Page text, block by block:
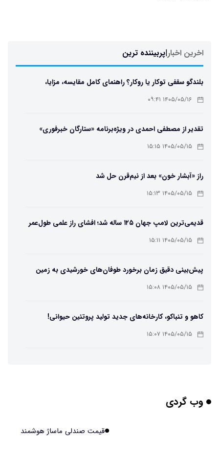
اخرین اخبار|پربیننده ترین
بلندگو سقفی توکار یا روکار؟ راهنمای کامل مقایسه، مزایا،
معایب و انتخاب بهترین مدل
۱۴۰۵/۰۵/۱۶ ۰۹:۴۱
تقدیر از مصطفی احمدی در ویژه‌برنامه «ستارگان خبرفوری»
۱۴۰۵/۰۵/۱۵ ۱۵:۱۵
راز «آبشار خون» بعد از نیم‌قرن حل شد
۱۴۰۵/۰۵/۱۵ ۱۵:۱۳
قدیمی‌ترین لامپ جهان ۱۲۵ ساله شد؛ افشای راز علمی طول‌عمر
لامپ سنتنیال
۱۴۰۵/۰۵/۱۵ ۱۵:۱۱
پیش‌بینی دقیق زمان برخورد طوفان‌های خورشیدی به زمین
ممکن شد
۱۴۰۵/۰۵/۱۵ ۱۵:۰۸
کاهو و تنباکو، کارخانه‌های جدید تولید پروتئین حیوانی!
۱۴۰۵/۰۵/۱۵ ۱۵:۰۷
چرا افراد مضطرب دنیا را متفاوت می بینند؟
وب گردی
قیمت صندلی ماساژ هوشمند